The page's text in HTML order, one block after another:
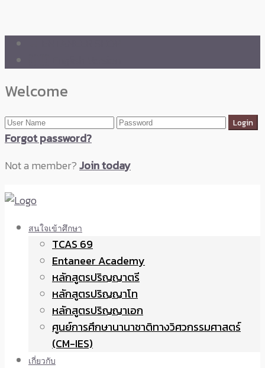
Welcome
Forgot password?
Not a member?Join today
สนใจเข้าศึกษา
TCAS 69
Entaneer Academy
หลักสูตรปริญญาตรี
หลักสูตรปริญญาโท
หลักสูตรปริญญาเอก
ศูนย์การศึกษานานาชาติทางวิศวกรรมศาสตร์
(CM-IES)
เกี่ยวกับ